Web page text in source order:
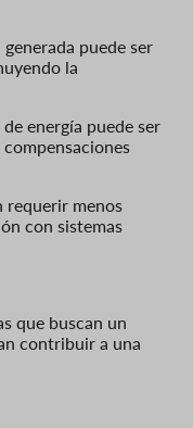
puede ser
la
energía puede ser
requerir menos
con sistemas
que buscan un
contribuir a una